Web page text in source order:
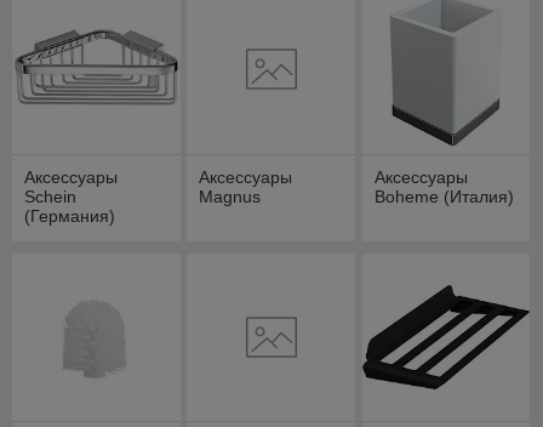
Аксессуары
Schein
(Германия)
Аксессуары
Magnus
Аксессуары
Boheme (Италия)